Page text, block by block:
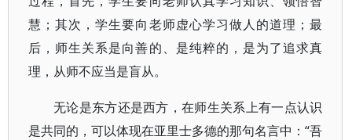
慧；其次，学生要向老师虚心学习做人的道理；最
后，师生关系是向善的、是纯粹的，是为了追求真
理，从师不应当是盲从。
无论是东方还是西方，在师生关系上有一点认识
是共同的，可以体现在亚里士多德的那句名言中：“吾